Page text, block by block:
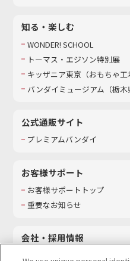
知る・楽しむ
WONDER! SCHOOL
トーマス・エジソン特別展
キッザニア東京（おもちゃ工
バンダイミュージアム（栃木
公式通販サイト
プレミアムバンダイ
お客様サポート
お客様サポートトップ
重要なお知らせ
会社・採用情報